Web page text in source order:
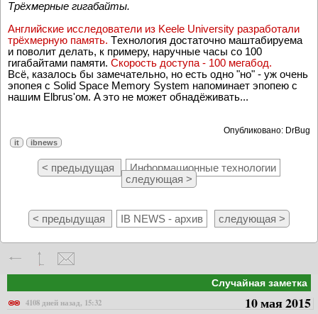
Tрёхмерные гигабайты.
Aнглийские исследователи из Keele University разработали
трёхмерную память. Tехнология достаточно маштабируема
и поволит делать, к примеру, наручные часы со 100
гигабайтами памяти. Cкорость доступа - 100 мегабод.
Bсё, казалось бы замечательно, но есть одно "но" - уж очень
эпопея с Solid Space Memory System напоминает эпопею с
нашим Elbrus'ом. A это не может обнадёживать...
Опубликовано: DrBug
it ibnews
< предыдущая
Информационные технологии
следующая >
< предыдущая IB NEWS - архив следующая >
Случайная заметка
4108 дней назад, 15:32
10 мая 2015